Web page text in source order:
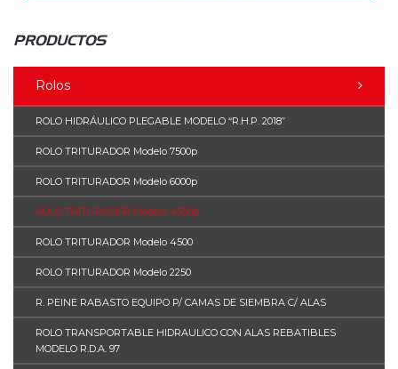
PRODUCTOS
Rolos
ROLO HIDRÁULICO PLEGABLE MODELO “R.H.P. 2018”
ROLO TRITURADOR Modelo 7500p
ROLO TRITURADOR Modelo 6000p
ROLO TRITURADOR Modelo 4500p
ROLO TRITURADOR Modelo 4500
ROLO TRITURADOR Modelo 2250
R. PEINE RABASTO EQUIPO P/ CAMAS DE SIEMBRA C/ ALAS
ROLO TRANSPORTABLE HIDRAULICO CON ALAS REBATIBLES
MODELO R.D.A. 97